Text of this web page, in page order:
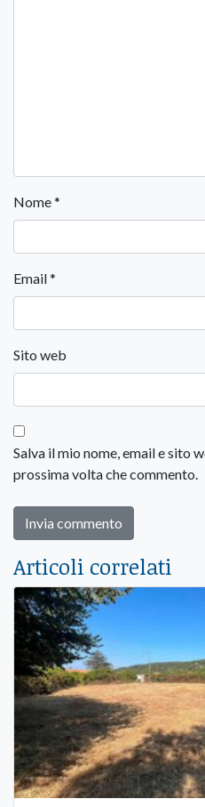
Nome*
Email*
Sito web
Salva il mio nome, email e sito
prossima volta che commento.
Articoli correlati